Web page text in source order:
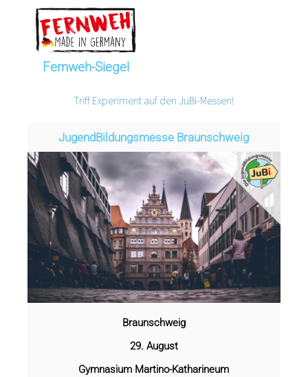
Fernweh-Siegel
Triff Experiment auf den JuBi-Messen!
Jugend­­­­­Bildungsmess­e Braunschweig
Braunschweig
29. August
Gymnasium Martino-Katharineum